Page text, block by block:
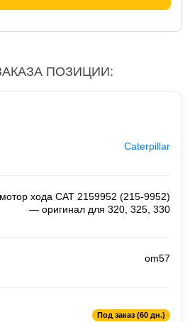
ПОЗИЦИИ:
Caterpillar
хода CAT 2159952 (215-9952)
— оригинал для 320, 325, 330
om57
Под заказ (60 дн.)